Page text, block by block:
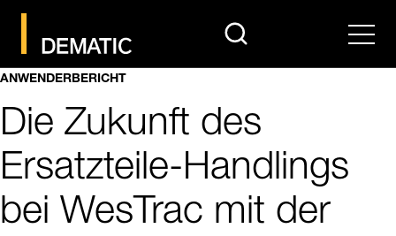
search Menu
ANWENDERBERICHT
Die Zukunft des
Ersatzteile-Handlings
bei WesTrac mit der